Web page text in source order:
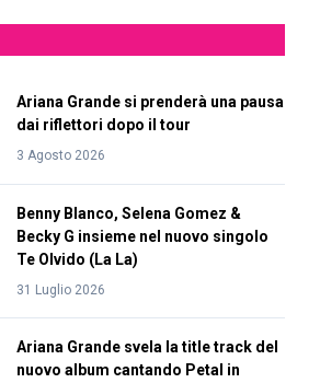
Ariana Grande si prenderà una pausa
dai riflettori dopo il tour
3 Agosto 2026
Benny Blanco, Selena Gomez &
Becky G insieme nel nuovo singolo
Te Olvido (La La)
31 Luglio 2026
Ariana Grande svela la title track del
nuovo album cantando Petal in